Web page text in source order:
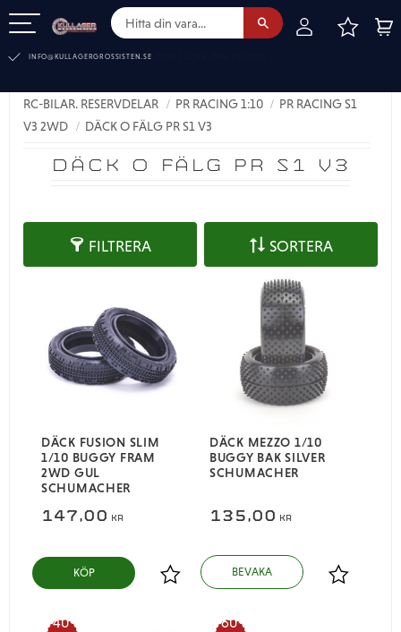
INFO@KULLAGERGROSSISTEN.SE
DÄCK O FÄLG PR S1 V3
RC-BILAR. RESERVDELAR PR RACING 1:10
PR RACING S1
V3 2WD
DÄCK O FÄLG PR S1 V3
FILTRERA SORTERA
DÄCK FUSION SLIM
1/10 BUGGY FRAM
2WD GUL
SCHUMACHER
147,00 KR
Lägg till i favoriter
KÖP
DÄCK MEZZO 1/10
BUGGY BAK SILVER
SCHUMACHER
135,00 KR
Lägg till i
40 60